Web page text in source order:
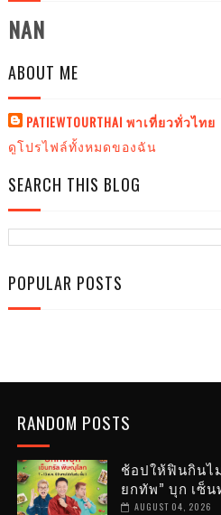
NAN
ABOUT ME
PATIEWTOURTHAI พาเที่ยวทั่วไทย
ดูโปรไฟล์ทั้งหมดของฉัน
SEARCH THIS BLOG
POPULAR POSTS
RANDOM POSTS
ช้อปให้ฟินกินไ
ยกทัพ” บุก เซ็
AUGUST 04, 2026